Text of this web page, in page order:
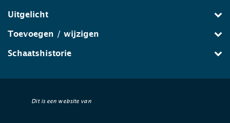
Uitgelicht
Toevoegen / wijzigen
Schaatshistorie
Dit is een website van